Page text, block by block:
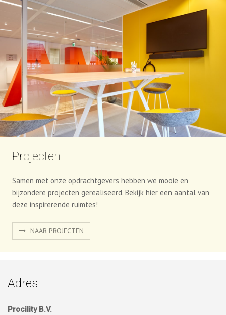
Projecten
Samen met onze opdrachtgevers hebben we mooie en
bijzondere projecten gerealiseerd. Bekijk hier een aantal van
deze inspirerende ruimtes!
NAAR PROJECTEN
Adres
Procility B.V.